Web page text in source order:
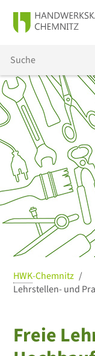
HWK-Chemnitz
Lehrstellen- und
Freie